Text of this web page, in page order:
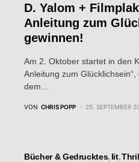
D. Yalom +
Anleitung zum
gewinnen!
Am 2. Oktober startet in den
Anleitung zum
dem…
VON CHRIS POPP 25. SEPTEMBER
Bücher & Gedrucktes lit